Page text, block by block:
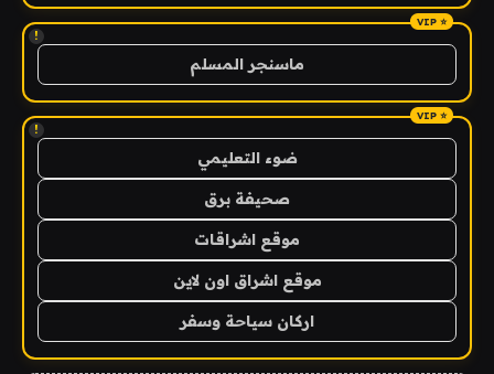
!
ماسنجر المسلم
!
ضوء التعليمي
صحيفة برق
موقع اشراقات
موقع اشراق اون لاين
اركان سياحة وسفر